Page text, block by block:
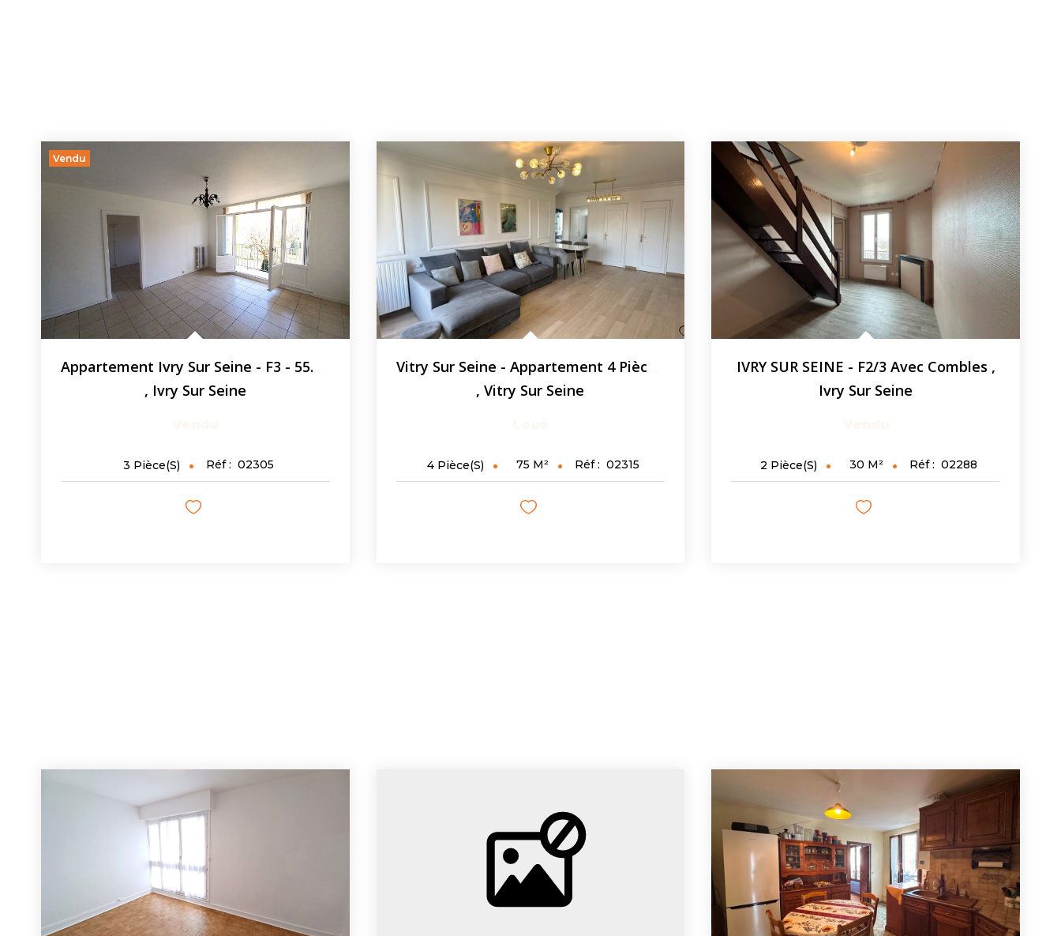
Vendu
, Ivry Sur Seine
3 Pièce(s) Réf : 02305
,Vitry Sur Seine
4 Pièce(s) 75 M² Réf : 02315
IVRY SUR SEINE - F2/3 Avec Combles ,
Ivry Sur Seine
2 Pièce(s) 30 M² Réf : 02288